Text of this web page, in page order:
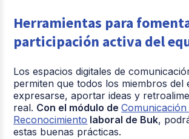
Herramientas para
participación activa del
Los espacios digitales de
permiten que todos los miembros del
expresarse, aportar ideas y
real. Con el módulo de
Reconocimiento laboral de Buk,
estas buenas prácticas.